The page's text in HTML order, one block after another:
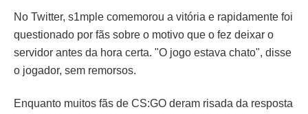
No Twitter, s1mple comemorou a vitória e rapidamente foi
questionado por fãs sobre o motivo que o fez deixar o
servidor antes da hora certa. "O jogo estava chato", disse
o jogador, sem remorsos.
Enquanto muitos fãs de CS:GO deram risada da resposta